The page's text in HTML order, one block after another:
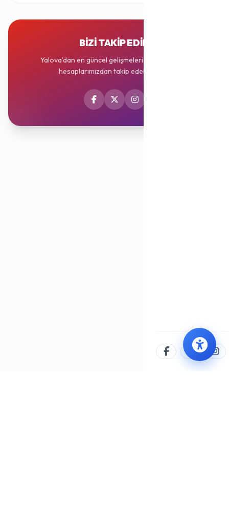
BIZI TAKIP EDIN
Yalova'dan en güncel gelişmeleri sosyal medya
hesaplarımızdan takip edebilirsiniz.